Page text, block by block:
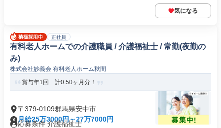
気になる
正社員
有料老人ホームでの介護職員 / 介護福祉士 / 常勤(夜勤の
み)
株式会社妙義会 有料老人ホーム秋間
賞与年1回 計0.50ヶ月分！
〒379-0109群馬県安中市
月給25万3000円～27万7000円
応募条件 介護福祉士